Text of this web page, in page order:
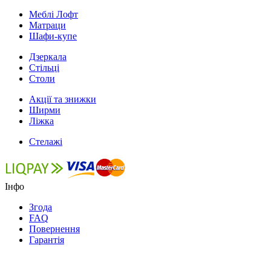
Меблі Лофт
Матраци
Шафи-купе
Дзеркала
Стільці
Столи
Акції та знижки
Ширми
Ліжка
Стелажі
Інфо
Згода
FAQ
Повернення
Гарантія